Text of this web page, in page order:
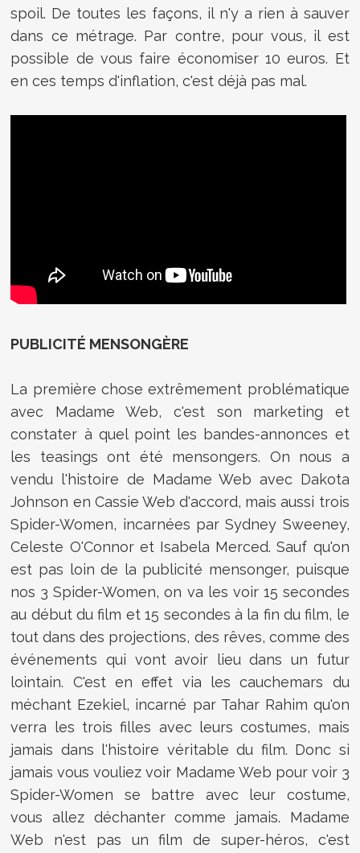
spoil. De toutes les façons, il n'y a rien à sauver
dans ce métrage. Par contre, pour vous, il est
possible de vous faire économiser 10 euros. Et
en ces temps d'inflation, c'est déjà pas mal.
PUBLICITÉ MENSONGÈRE
La première chose extrêmement problématique
avec Madame Web, c'est son marketing et
constater à quel point les bandes-annonces et
les teasings ont été mensongers. On nous a
vendu l'histoire de Madame Web avec Dakota
Johnson en Cassie Web d'accord, mais aussi trois
Spider-Women, incarnées par Sydney Sweeney,
Celeste O'Connor et Isabela Merced. Sauf qu'on
est pas loin de la publicité mensonger, puisque
nos 3 Spider-Women, on va les voir 15 secondes
au début du film et 15 secondes à la fin du film, le
tout dans des projections, des rêves, comme des
événements qui vont avoir lieu dans un futur
lointain. C'est en effet via les cauchemars du
méchant Ezekiel, incarné par Tahar Rahim qu'on
verra les trois filles avec leurs costumes, mais
jamais dans l'histoire véritable du film. Donc si
jamais vous vouliez voir Madame Web pour voir 3
Spider-Women se battre avec leur costume,
vous allez déchanter comme jamais. Madame
Web n'est pas un film de super-héros, c'est